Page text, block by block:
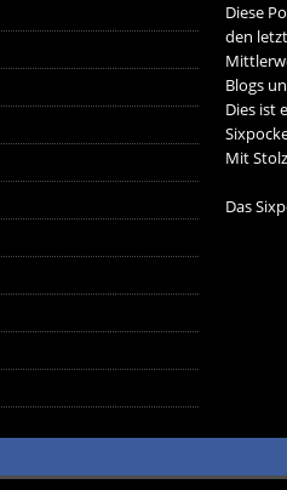
Diese
den
Blogs
Dies ist
Mit
Das